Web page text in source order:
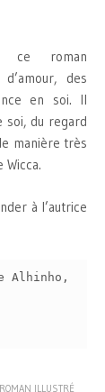
ce roman
des
en soi. Il
soi, du regard
manière très
à l’autrice
Alhinho,
ROMAN ILLUSTRÉ